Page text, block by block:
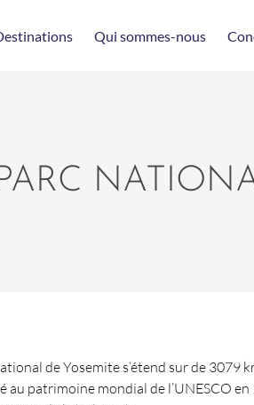
Qui sommes-nous
de Yosemite s’étend sur de
au patrimoine mondial de l’UNESCO